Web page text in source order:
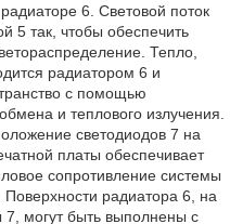
6. Световой поток
5 так, чтобы обеспечить
Тепло,
радиатором 6 и
с помощью
и теплового излучения.
светодиодов 7 на
платы обеспечивает
сопротивление системы
радиатора 6, на
могут быть выполнены с